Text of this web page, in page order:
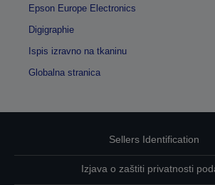
Epson Europe Electronics
Digigraphie
Ispis izravno na tkaninu
Globalna stranica
Sellers Identification
Izjava o zaštiti privatnosti